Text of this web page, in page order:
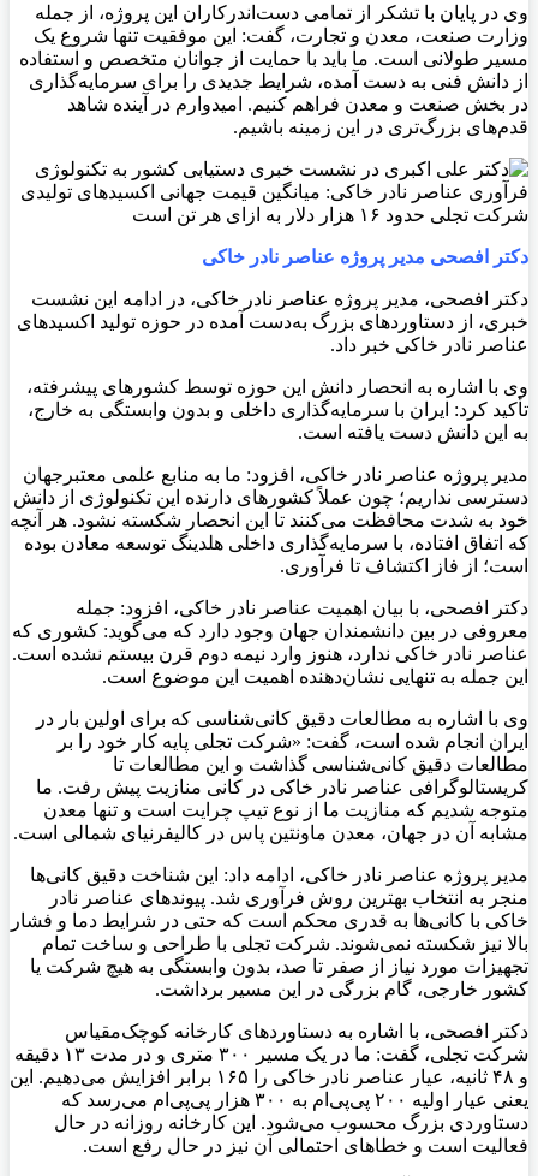
وی در پایان با تشکر از تمامی دست‌اندرکاران این پروژه، از جمله
وزارت صنعت، معدن و تجارت، گفت: این موفقیت تنها شروع یک
مسیر طولانی است. ما باید با حمایت از جوانان متخصص و استفاده
از دانش فنی به دست آمده، شرایط جدیدی را برای سرمایه‌گذاری
در بخش صنعت و معدن فراهم کنیم. امیدوارم در آینده شاهد
قدم‌های بزرگ‌تری در این زمینه باشیم.
دکتر افصحی مدیر پروژه عناصر نادر خاکی
دکتر افصحی، مدیر پروژه عناصر نادر خاکی، در ادامه این نشست
خبری، از دستاوردهای بزرگ به‌دست آمده در حوزه تولید اکسیدهای
عناصر نادر خاکی خبر داد.
وی با اشاره به انحصار دانش این حوزه توسط کشورهای پیشرفته،
تأکید کرد: ایران با سرمایه‌گذاری داخلی و بدون وابستگی به خارج،
به این دانش دست یافته است.
مدیر پروژه عناصر نادر خاکی، افزود: ما به منابع علمی معتبرجهان
دسترسی نداریم؛ چون عملاً کشورهای دارنده این تکنولوژی از دانش
خود به شدت محافظت می‌کنند تا این انحصار شکسته نشود. هر آنچه
که اتفاق افتاده، با سرمایه‌گذاری داخلی هلدینگ توسعه معادن بوده
است؛ از فاز اکتشاف تا فرآوری.
دکتر افصحی، با بیان اهمیت عناصر نادر خاکی، افزود: جمله
معروفی در بین دانشمندان جهان وجود دارد که می‌گوید: کشوری که
عناصر نادر خاکی ندارد، هنوز وارد نیمه دوم قرن بیستم نشده است.
این جمله به تنهایی نشان‌دهنده اهمیت این موضوع است.
وی با اشاره به مطالعات دقیق کانی‌شناسی که برای اولین بار در
ایران انجام شده است، گفت: «شرکت تجلی پایه کار خود را بر
مطالعات دقیق کانی‌شناسی گذاشت و این مطالعات تا
کریستالوگرافی عناصر نادر خاکی در کانی منازیت پیش رفت. ما
متوجه شدیم که منازیت ما از نوع تیپ چرایت است و تنها معدن
مشابه آن در جهان، معدن ماونتین پاس در کالیفرنیای شمالی است.
مدیر پروژه عناصر نادر خاکی، ادامه داد: این شناخت دقیق کانی‌ها
منجر به انتخاب بهترین روش فرآوری شد. پیوندهای عناصر نادر
خاکی با کانی‌ها به قدری محکم است که حتی در شرایط دما و فشار
بالا نیز شکسته نمی‌شوند. شرکت تجلی با طراحی و ساخت تمام
تجهیزات مورد نیاز از صفر تا صد، بدون وابستگی به هیچ شرکت یا
کشور خارجی، گام بزرگی در این مسیر برداشت.
دکتر افصحی، با اشاره به دستاوردهای کارخانه کوچک‌مقیاس
شرکت تجلی، گفت: ما در یک مسیر ۳۰۰ متری و در مدت ۱۳ دقیقه
و ۴۸ ثانیه، عیار عناصر نادر خاکی را ۱۶۵ برابر افزایش می‌دهیم. این
یعنی عیار اولیه ۲۰۰ پی‌پی‌ام به ۳۰۰ هزار پی‌پی‌ام می‌رسد که
دستاوردی بزرگ محسوب می‌شود. این کارخانه روزانه در حال
فعالیت است و خطاهای احتمالی آن نیز در حال رفع است.